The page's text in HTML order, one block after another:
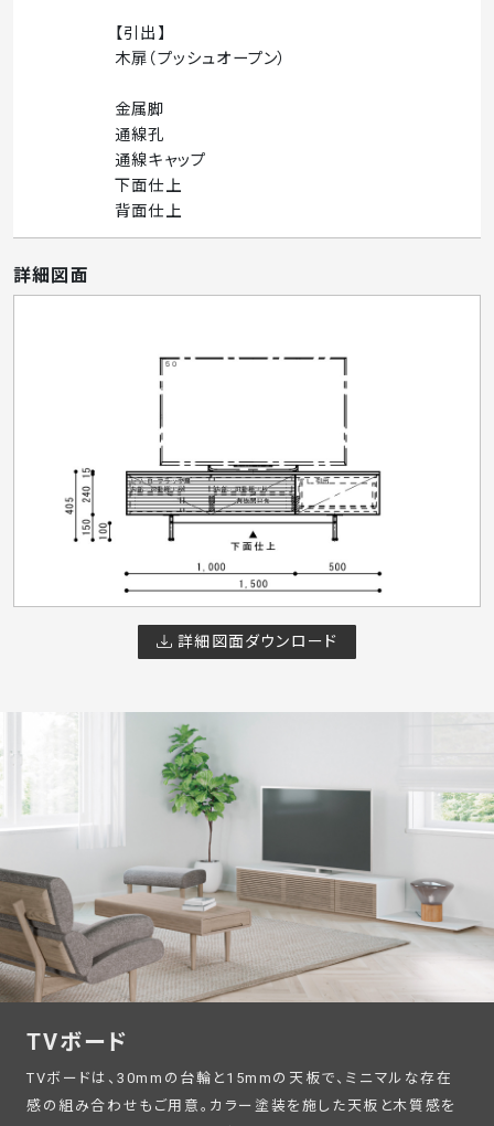
【引出】
木扉（プッシュオープン）
金属脚
通線孔
通線キャップ
下面仕上
背面仕上
詳細図面
詳細図面ダウンロード
TVボード
TVボードは、30mmの台輪と15mmの天板で、ミニマルな存在
感の組み合わせもご用意。カラー塗装を施した天板と木質感を